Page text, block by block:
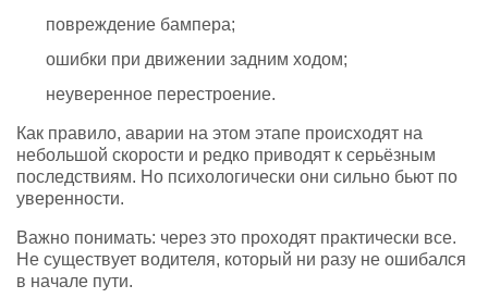
повреждение бампера;
ошибки при движении задним ходом;
неуверенное перестроение.
Как правило, аварии на этом этапе происходят на
небольшой скорости и редко приводят к серьёзным
последствиям. Но психологически они сильно бьют по
уверенности.
Важно понимать: через это проходят практически все.
Не существует водителя, который ни разу не ошибался
в начале пути.